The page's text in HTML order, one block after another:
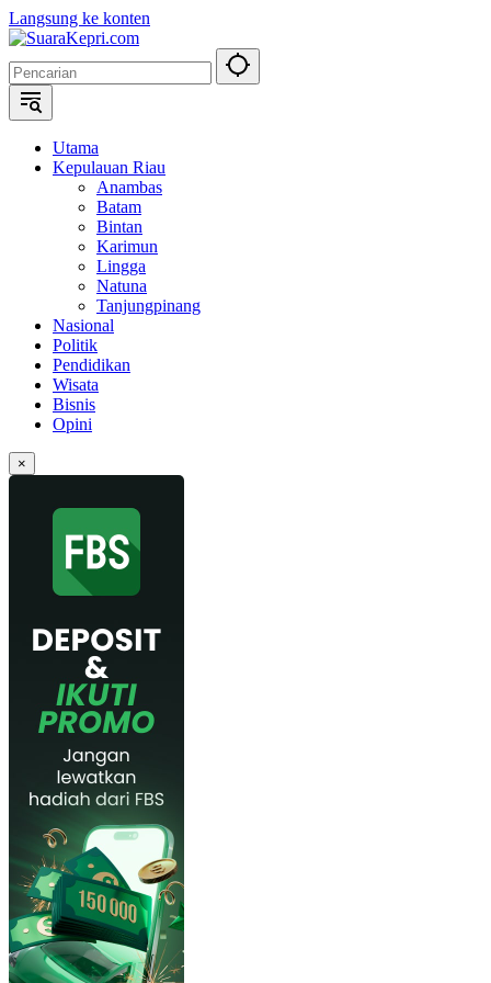
Langsung ke konten
Utama
Kepulauan Riau
Anambas
Batam
Bintan
Karimun
Lingga
Natuna
Tanjungpinang
Nasional
Politik
Pendidikan
Wisata
Bisnis
Opini
×